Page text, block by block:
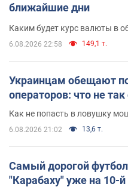
ближайшие дни
Каким будет курс валюты в
6.08.2026 22:58 149,1 т.
Украинцам обещают
операторов: что не
Как не попасть в ловушку
6.08.2026 21:02 13,6 т.
Самый дорогой
"Карабаху" уже на 10-